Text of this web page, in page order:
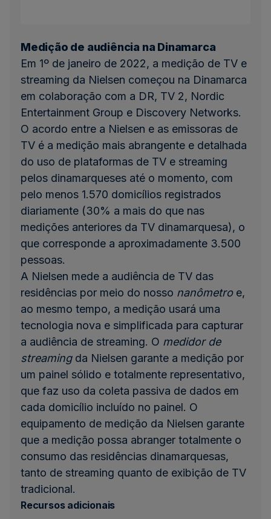
Medição de audiência na Dinamarca
Em 1º de janeiro de 2022, a medição de TV e
streaming da Nielsen começou na Dinamarca
em colaboração com a DR, TV 2, Nordic
Entertainment Group e Discovery Networks.
O acordo entre a Nielsen e as emissoras de
TV é a medição mais abrangente e detalhada
do uso de plataformas de TV e streaming
pelos dinamarqueses até o momento, com
pelo menos 1.570 domicílios registrados
diariamente (30% a mais do que nas
medições anteriores da TV dinamarquesa), o
que corresponde a aproximadamente 3.500
pessoas.
A Nielsen mede a audiência de TV das
residências por meio do nosso nanômetroe,
ao mesmo tempo, a medição usará uma
tecnologia nova e simplificada para capturar
a audiência de streaming. O medidor de
streamingda Nielsen garante a medição por
um painel sólido e totalmente representativo,
que faz uso da coleta passiva de dados em
cada domicílio incluído no painel. O
equipamento de medição da Nielsen garante
que a medição possa abranger totalmente o
consumo das residências dinamarquesas,
tanto de streaming quanto de exibição de TV
tradicional.
Recursos adicionais